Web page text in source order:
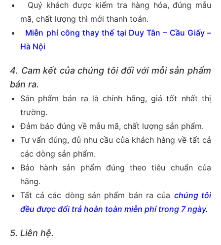
Quý khách được kiểm tra hàng hóa, đúng mẫu
mã, chất lượng thì mới thanh toán.
Miễn phí công thay thế tại Duy Tân – Cầu Giấy –
Hà Nội
4. Cam kết của chúng tôi đối với mỗi sản phẩm
bán ra.
Sản phẩm bán ra là chính hãng, giá tốt nhất thị
trường.
Đảm báo đúng về mẫu mã, chất lượng sản phẩm.
Tư vấn đúng, đủ nhu cầu của khách hàng về tất cả
các dòng sản phẩm.
Bảo hành sản phẩm đúng theo tiêu chuẩn của
hãng.
Tất cả các dòng sản phẩm bán ra của chúng tôi
đều được đổi trả hoàn toàn miễn phí trong 7 ngày.
5. Liên hệ.